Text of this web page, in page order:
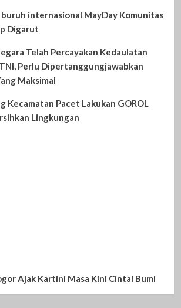
internasional MayDay Komunitas
Digarut
Telah Percayakan Kedaulatan
Perlu Dipertanggungjawabkan
Maksimal
Kecamatan Pacet Lakukan GOROL
Lingkungan
Ajak Kartini Masa Kini Cintai Bumi